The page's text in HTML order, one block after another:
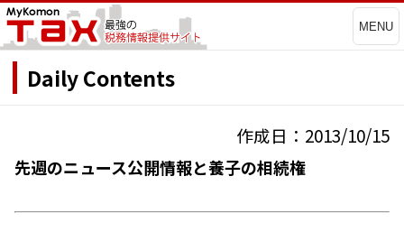
MENU
Daily Contents
作成日：2013/10/15
先週のニュース公開情報と養子の相続権